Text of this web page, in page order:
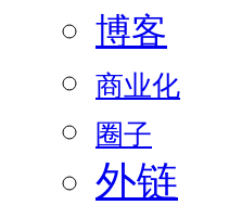
博客
商业化
圈子
外链